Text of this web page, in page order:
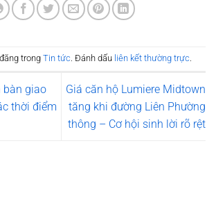
trong Tin tức. Đánh dấu liên kết thường trực.
bàn giao
thời điểm
Giá căn hộ Lumiere Midtown
tăng khi đường Liên Phường
thông – Cơ hội sinh lời rõ rệt